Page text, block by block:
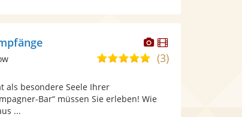
Dieser
Künstler
stellt
Dieser
Künstler
4,9
Sternen
(3)
als besondere Seele Ihrer
Bar“ müssen Sie erleben! Wie
...